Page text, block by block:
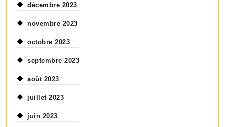
décembre 2023
novembre 2023
octobre 2023
septembre 2023
août 2023
juillet 2023
juin 2023